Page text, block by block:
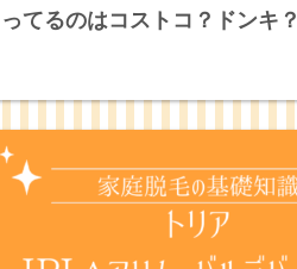
ってるのはコストコ？ドンキ？